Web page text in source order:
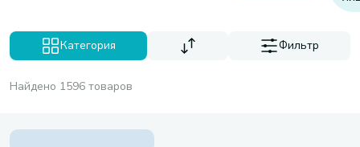
Категория Фильтр
Найдено 1596 товаров